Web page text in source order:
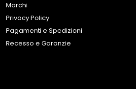
Marchi
Privacy Policy
Pagamenti e Spedizioni
Recesso e Garanzie